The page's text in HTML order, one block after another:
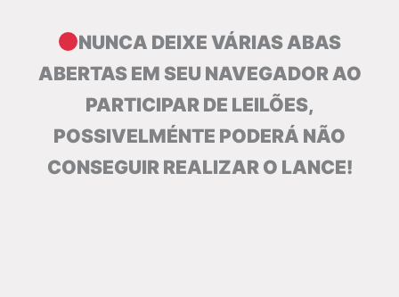
NUNCA DEIXE VÁRIAS ABAS
ABERTAS EM SEU NAVEGADOR AO
PARTICIPAR DE LEILÕES,
POSSIVELMÉNTE PODERÁ NÃO
CONSEGUIR REALIZAR O LANCE!